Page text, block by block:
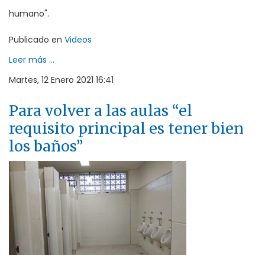
humano".
Publicado en Videos
Leer más ...
Martes, 12 Enero 2021 16:41
Para volver a las aulas “el
requisito principal es tener bien
los baños”